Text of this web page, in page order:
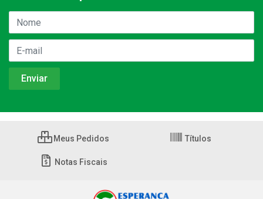
Meus Pedidos Títulos
Notas Fiscais